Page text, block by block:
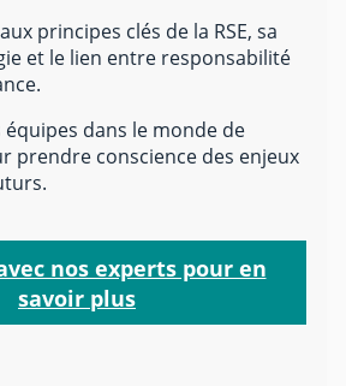
aux principes clés de la RSE, sa
et le lien entre responsabilité
équipes dans le monde de
prendre conscience des enjeux
nos experts pour en
savoir plus